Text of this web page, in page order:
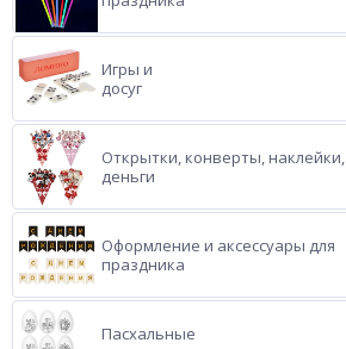
Игры и
досуг
Открытки, конверты, наклейки,
деньги
Оформление и аксессуары для
праздника
Пасхальные